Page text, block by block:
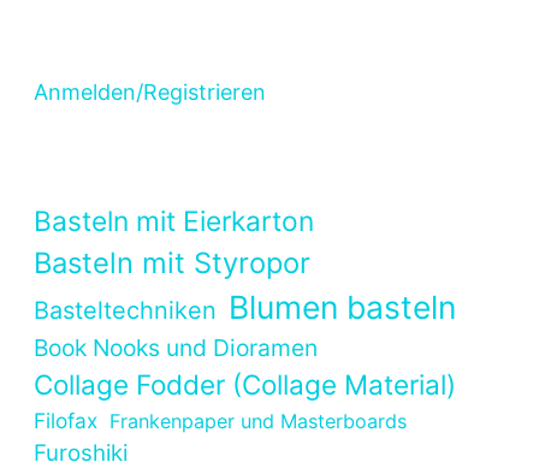
Anmelden/Registrieren
Basteln mit Eierkarton
Basteln mit Styropor
Basteltechniken Blumen basteln
Book Nooks und Dioramen
Collage Fodder (Collage Material)
Filofax Frankenpaper und Masterboards
Furoshiki